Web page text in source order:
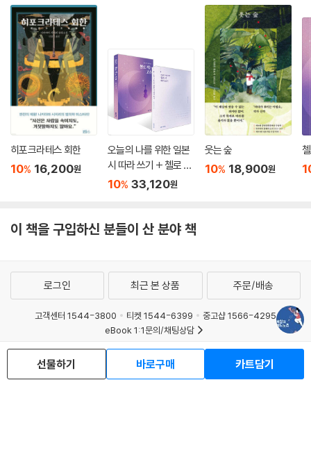
히포크라테스 회한
10% 16,200원
오늘의 나를 위한 일본
시 따라 쓰기 + 첼로 켜
는 고슈 세트
10% 33,120원
웃는 숲
10% 18,900원
이 책을 구입하신 분들이 산 분야 책
선물하기 바로구매 카트담기
로그인 최근 본 상품 주문/배송
고객센터 1544-3800 티켓 1544-6399
중고샵 1566-4295
eBook 1:1문의/채팅상담
예스이십사(주) 사업자 정보
이용약관
개인정보처리방침
청소년보호정책